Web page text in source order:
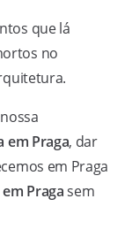
que lá
no
em Praga, dar
em Praga
Pragasem